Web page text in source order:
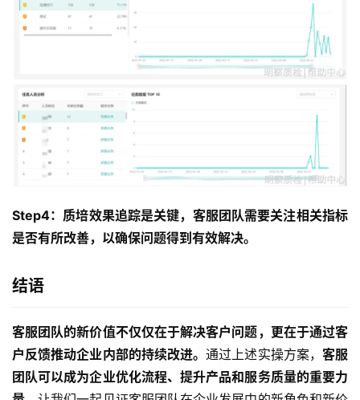
Step4：质培效果追踪是关键，客服团队需要关注相关指标
是否有所改善，以确保问题得到有效解决。
结语
客服团队的新价值不仅仅在于解决客户问题，更在于通过客
户反馈推动企业内部的持续改进。通过上述实操方案， 客服
团队可以成为企业优化流程、提升产品和服务质量的重要力